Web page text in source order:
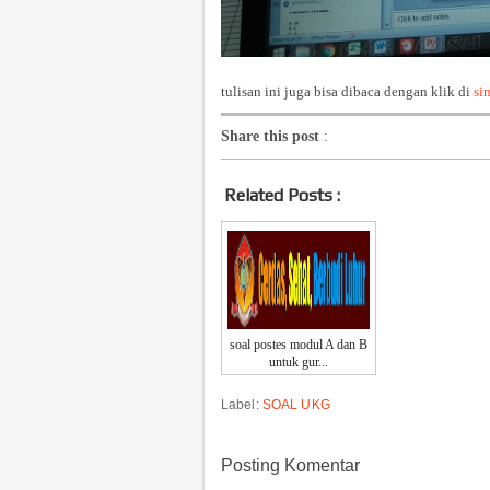
tulisan ini juga bisa dibaca dengan klik di
Share this post :
Related Posts :
soal postes modul A dan B
untuk gur...
Label: SOAL UKG
Posting Komentar